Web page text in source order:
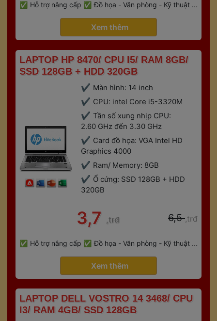
Hỗ trợ nâng cấp
Đồ họa - Văn phòng - Kỹ thuật -
Xem thêm
LAPTOP HP 8470/ CPU I5/ RAM 8GB/
SSD 128GB + HDD 320GB
Màn hình: 14 inch
CPU: intel Core i5-3320M
Tần số xung nhịp CPU:
2.60 GHz đến 3.30 GHz
Card đồ họa: VGA Intel HD
Graphics 4000
Ram/ Memory: 8GB
Ổ cứng: SSD 128GB + HDD
320GB
3,7 ,trđ 6,5 ,trđ
Hỗ trợ nâng cấp
Đồ họa - Văn phòng - Kỹ thuật -
Xem thêm
LAPTOP DELL VOSTRO 14 3468/ CPU
I3/ RAM 4GB/ SSD 128GB